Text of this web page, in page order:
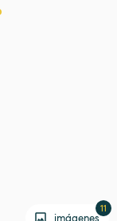
imágenes
11